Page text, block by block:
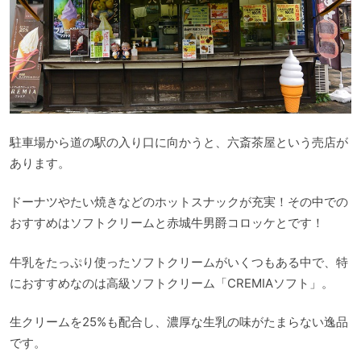
駐車場から道の駅の入り口に向かうと、六斎茶屋という売店が
あります。
ドーナツやたい焼きなどのホットスナックが充実！その中での
おすすめはソフトクリームと赤城牛男爵コロッケとです！
牛乳をたっぷり使ったソフトクリームがいくつもある中で、特
におすすめなのは高級ソフトクリーム「CREMIAソフト」。
生クリームを25%も配合し、濃厚な生乳の味がたまらない逸品
です。